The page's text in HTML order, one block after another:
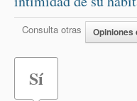
Consulta otras Opiniones
Sí